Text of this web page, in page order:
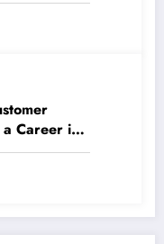
Career in